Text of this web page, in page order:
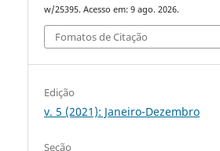
w/25395. Acesso em: 9 ago. 2026.
Fomatos de Citação
Edição
v. 5 (2021): Janeiro-Dezembro
Seção